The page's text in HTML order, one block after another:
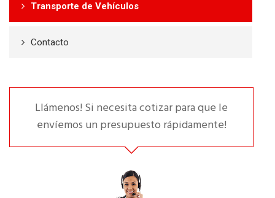
Transporte de Vehículos
Contacto
Llámenos! Si necesita cotizar para que le
envíemos un presupuesto rápidamente!